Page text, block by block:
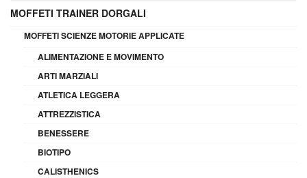
MOFFETI TRAINER DORGALI
MOFFETI SCIENZE MOTORIE APPLICATE
ALIMENTAZIONE E MOVIMENTO
ARTI MARZIALI
ATLETICA LEGGERA
ATTREZZISTICA
BENESSERE
BIOTIPO
CALISTHENICS